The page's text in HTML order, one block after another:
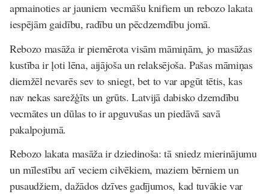
apmainoties ar jauniem vecmāšu knifiem un rebozo lakata
iespējām gaidību, radību un pēcdzemdību jomā.
Rebozo masāža ir piemērota visām māmiņām, jo masāžas
kustība ir ļoti lēna, aijājoša un relaksējoša. Pašas māmiņas
diemžēl nevarēs sev to sniegt, bet to var apgūt tētis, kas
nav nekas sarežģīts un grūts. Latvijā dabisko dzemdību
vecmātes un dūlas to ir apguvušas un piedāvā savā
pakalpojumā.
Rebozo lakata masāža ir dziedinoša: tā sniedz mierinājumu
un mīlestību arī veciem cilvēkiem, maziem bērniem un
pusaudžiem, dažādos dzīves gadījumos, kad tuvākie var